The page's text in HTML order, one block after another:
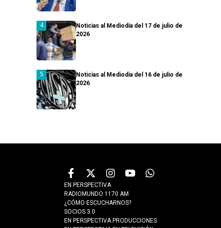
Noticias al Mediodía del 17 de julio de
2026
Noticias al Mediodía del 16 de julio de
2026
EN PERSPECTIVA
RADIOMUNDO 1170 AM
¿CÓMO ESCUCHARNOS?
SOCIOS 3.0
EN PERSPECTIVA PRODUCCIONES